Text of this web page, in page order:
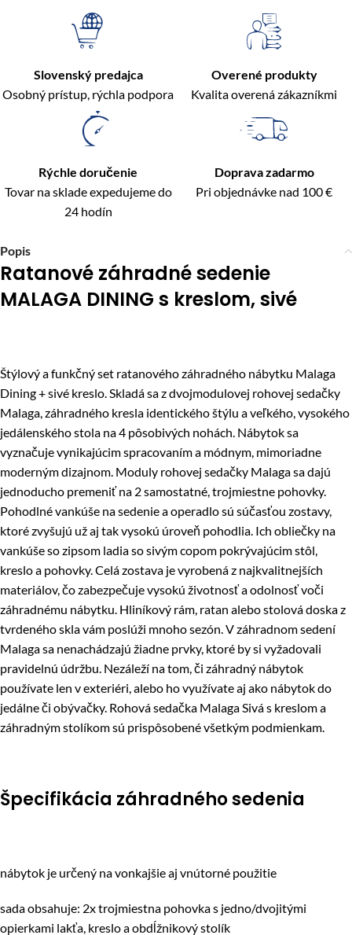
Slovenský predajca
Osobný prístup, rýchla podpora
Overené produkty
Kvalita overená zákazníkmi
Rýchle doručenie
Tovar na sklade expedujeme do
24 hodín
Doprava zadarmo
Pri objednávke nad 100 €
Popis
Ratanové záhradné sedenie
MALAGA DINING s kreslom, sivé
Štýlový a funkčný set ratanového záhradného nábytku Malaga
Dining + sivé kreslo. Skladá sa z dvojmodulovej rohovej sedačky
Malaga, záhradného kresla identického štýlu a veľkého, vysokého
jedálenského stola na 4 pôsobivých nohách. Nábytok sa
vyznačuje vynikajúcim spracovaním a módnym, mimoriadne
moderným dizajnom. Moduly rohovej sedačky Malaga sa dajú
jednoducho premeniť na 2 samostatné, trojmiestne pohovky.
Pohodlné vankúše na sedenie a operadlo sú súčasťou zostavy,
ktoré zvyšujú už aj tak vysokú úroveň pohodlia. Ich obliečky na
vankúše so zipsom ladia so sivým copom pokrývajúcim stôl,
kreslo a pohovky. Celá zostava je vyrobená z najkvalitnejších
materiálov, čo zabezpečuje vysokú životnosť a odolnosť voči
záhradnému nábytku. Hliníkový rám, ratan alebo stolová doska z
tvrdeného skla vám poslúži mnoho sezón. V záhradnom sedení
Malaga sa nenachádzajú žiadne prvky, ktoré by si vyžadovali
pravidelnú údržbu. Nezáleží na tom, či záhradný nábytok
používate len v exteriéri, alebo ho využívate aj ako nábytok do
jedálne či obývačky. Rohová sedačka Malaga Sivá s kreslom a
záhradným stolíkom sú prispôsobené všetkým podmienkam.
Špecifikácia záhradného sedenia
nábytok je určený na vonkajšie aj vnútorné použitie
sada obsahuje: 2x trojmiestna pohovka s jedno/dvojitými
opierkami lakťa, kreslo a obdĺžnikový stolík